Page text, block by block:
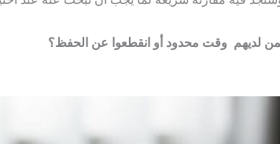
لديهم وقت محدود أو انقطعوا عن الحفظ؟